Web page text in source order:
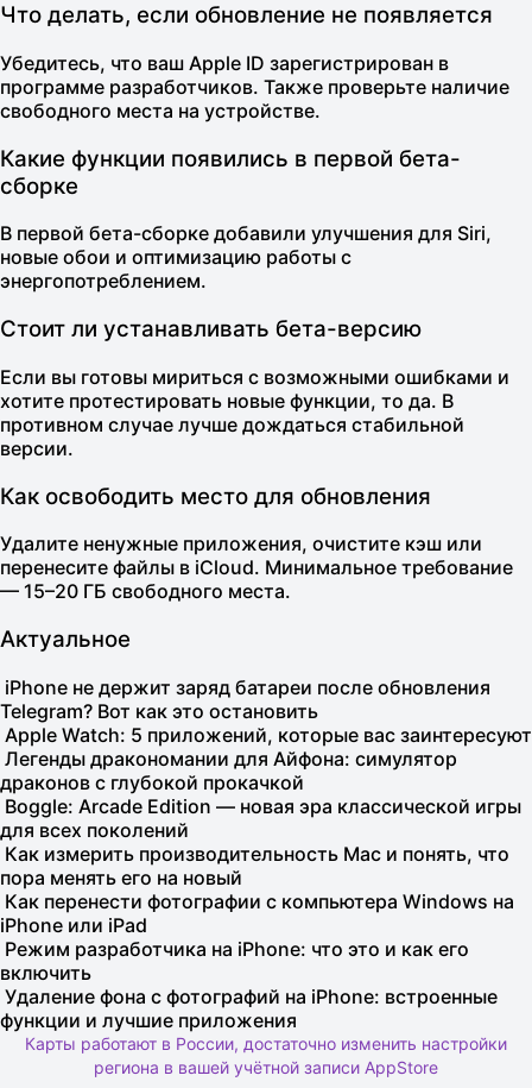
Что делать, если обновление не появляется
Убедитесь, что ваш Apple ID зарегистрирован в
программе разработчиков. Также проверьте наличие
свободного места на устройстве.
Какие функции появились в первой бета-
сборке
В первой бета-сборке добавили улучшения для Siri,
новые обои и оптимизацию работы с
энергопотреблением.
Стоит ли устанавливать бета-версию
Если вы готовы мириться с возможными ошибками и
хотите протестировать новые функции, то да. В
противном случае лучше дождаться стабильной
версии.
Как освободить место для обновления
Удалите ненужные приложения, очистите кэш или
перенесите файлы в iCloud. Минимальное требование
— 15–20 ГБ свободного места.
Актуальное
iPhone не держит заряд батареи после обновления
Telegram? Вот как это остановить
Apple Watch: 5 приложений, которые вас заинтересуют
Легенды дракономании для Айфона: симулятор
драконов с глубокой прокачкой
Boggle: Arcade Edition — новая эра классической игры
для всех поколений
Как измерить производительность Mac и понять, что
пора менять его на новый
Как перенести фотографии с компьютера Windows на
iPhone или iPad
Режим разработчика на iPhone: что это и как его
включить
Удаление фона с фотографий на iPhone: встроенные
функции и лучшие приложения
Карты работают в России, достаточно изменить настройки
региона в вашей учётной записи AppStore